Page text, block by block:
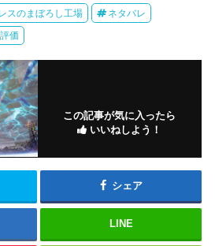
スのまぼろし工場 ネタバレ
評価
この記事が気に入ったら
いいねしよう！
シェア
LINE